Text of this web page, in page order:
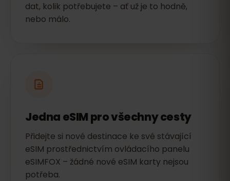
dat, kolik potřebujete – ať už je to hodně,
nebo málo.
Jedna eSIM pro všechny cesty
Přidejte si nové destinace ke své stávající
eSIM prostřednictvím ovládacího panelu
eSIMFOX – žádné nové eSIM karty nejsou
potřeba.